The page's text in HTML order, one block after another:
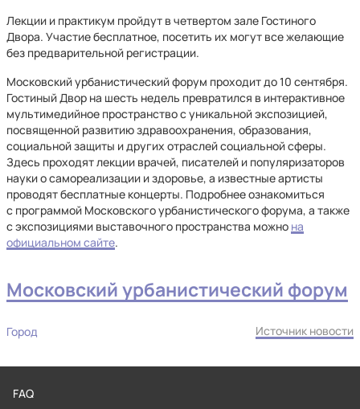
Лекции и практикум пройдут в четвертом зале Гостиного
Двора. Участие бесплатное, посетить их могут все желающие
без предварительной регистрации.
Московский урбанистический форум проходит до 10 сентября.
Гостиный Двор на шесть недель превратился в интерактивное
мультимедийное пространство с уникальной экспозицией,
посвященной развитию здравоохранения, образования,
социальной защиты и других отраслей социальной сферы.
Здесь проходят лекции врачей, писателей и популяризаторов
науки о самореализации и здоровье, а известные артисты
проводят бесплатные концерты. Подробнее ознакомиться
с программой Московского урбанистического форума, а также
с экспозициями выставочного пространства можно на
официальном сайте.
Московский урбанистический форум
Город Источник новости
FAQ